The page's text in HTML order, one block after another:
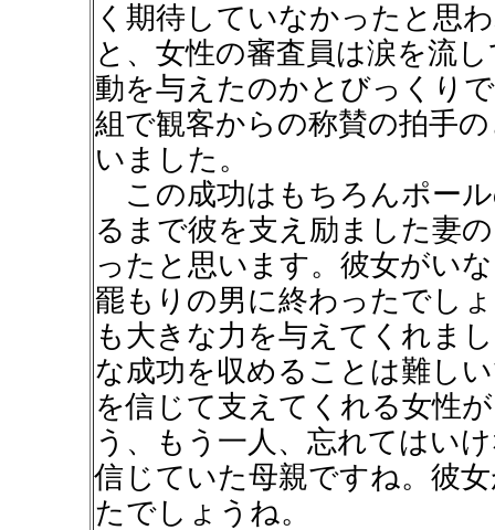
く期待していなかったと思
と、女性の審査員は涙を流
動を与えたのかとびっくり
組で観客からの称賛の拍手
いました。
この成功はもちろんポー
るまで彼を支え励ました妻
ったと思います。彼女がい
罷もりの男に終わったでし
も大きな力を与えてくれま
な成功を収めることは難し
を信じて支えてくれる女性
う、もう一人、忘れてはい
信じていた母親ですね。彼
たでしょうね。